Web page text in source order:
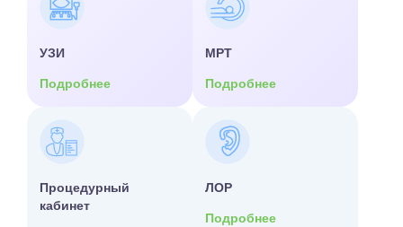
УЗИ
Подробнее
МРТ
Подробнее
Процедурный
кабинет
ЛОР
Подробнее